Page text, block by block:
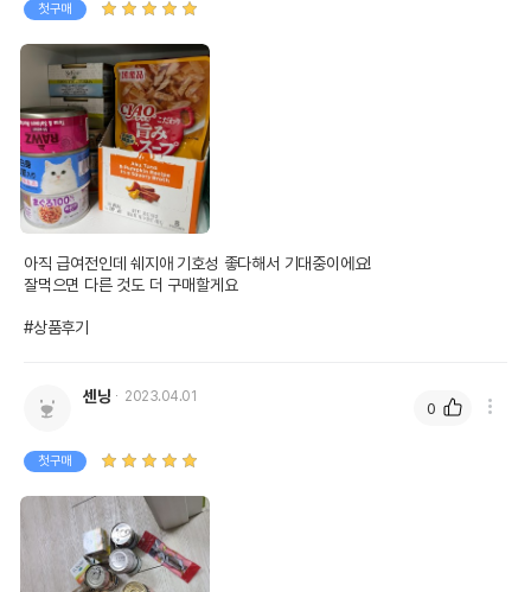
제조국 또는 원산지
제조자,수입품의 경우
수입자를 함께 표기
AS책임자와 전화번호
또는 소비자상담 관련
전화번호
단, 상품명에 유통기한 명시된 경우, 해당
유통기한을 따릅니다.
첫구매
아직 급여전인데 쉐지애 기호성 좋다해서 기대중이에요!
잘먹으면 다른 것도 더 구매할게요
#상품후기
센냥 2023.04.01
첫구매
0